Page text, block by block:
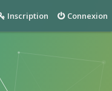
Connexion
Inscription